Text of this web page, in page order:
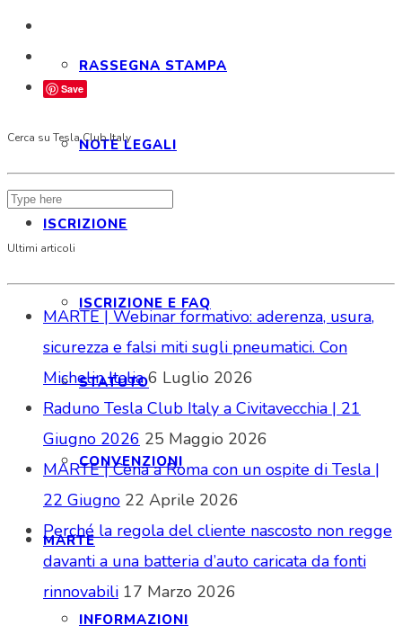
RASSEGNA STAMPA
NOTE LEGALI
ISCRIZIONE
ISCRIZIONE E FAQ
STATUTO
CONVENZIONI
MARTE
INFORMAZIONI
Save
Cerca su Tesla Club Italy
Ultimi articoli
MARTE | Webinar formativo: aderenza, usura,
sicurezza e falsi miti sugli pneumatici. Con
Michelin Italia 6 Luglio 2026
Raduno Tesla Club Italy a Civitavecchia | 21
Giugno 2026 25 Maggio 2026
MARTE | Cena a Roma con un ospite di Tesla |
22 Giugno 22 Aprile 2026
Perché la regola del cliente nascosto non regge
davanti a una batteria d’auto caricata da fonti
rinnovabili 17 Marzo 2026